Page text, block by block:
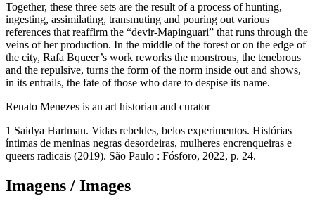
Together, these three sets are the result of a process of hunting,
ingesting, assimilating, transmuting and pouring out various
references that reaffirm the “devir-Mapinguari” that runs through the
veins of her production. In the middle of the forest or on the edge of
the city, Rafa Bqueer’s work reworks the monstrous, the tenebrous
and the repulsive, turns the form of the norm inside out and shows,
in its entrails, the fate of those who dare to despise its name.
Renato Menezes is an art historian and curator
1 Saidya Hartman. Vidas rebeldes, belos experimentos. Histórias
íntimas de meninas negras desordeiras, mulheres encrenqueiras e
queers radicais (2019). São Paulo : Fósforo, 2022, p. 24.
Imagens / Images